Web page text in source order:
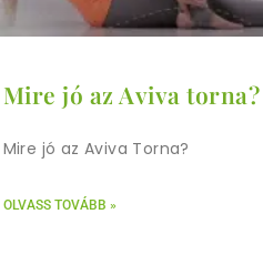
Mire jó az Aviva torna?
Mire jó az Aviva Torna?
OLVASS TOVÁBB »